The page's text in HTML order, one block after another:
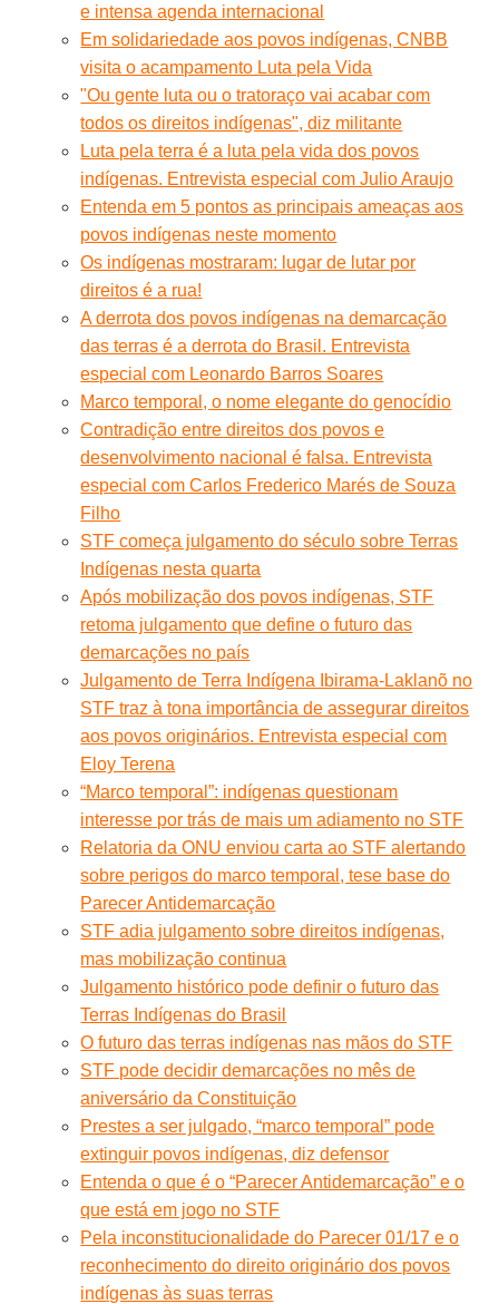
e intensa agenda internacional
Em solidariedade aos povos indígenas, CNBB
visita o acampamento Luta pela Vida
"Ou gente luta ou o tratoraço vai acabar com
todos os direitos indígenas", diz militante
Luta pela terra é a luta pela vida dos povos
indígenas. Entrevista especial com Julio Araujo
Entenda em 5 pontos as principais ameaças aos
povos indígenas neste momento
Os indígenas mostraram: lugar de lutar por
direitos é a rua!
A derrota dos povos indígenas na demarcação
das terras é a derrota do Brasil. Entrevista
especial com Leonardo Barros Soares
Marco temporal, o nome elegante do genocídio
Contradição entre direitos dos povos e
desenvolvimento nacional é falsa. Entrevista
especial com Carlos Frederico Marés de Souza
Filho
STF começa julgamento do século sobre Terras
Indígenas nesta quarta
Após mobilização dos povos indígenas, STF
retoma julgamento que define o futuro das
demarcações no país
Julgamento de Terra Indígena Ibirama-Laklanõ no
STF traz à tona importância de assegurar direitos
aos povos originários. Entrevista especial com
Eloy Terena
“Marco temporal”: indígenas questionam
interesse por trás de mais um adiamento no STF
Relatoria da ONU enviou carta ao STF alertando
sobre perigos do marco temporal, tese base do
Parecer Antidemarcação
STF adia julgamento sobre direitos indígenas,
mas mobilização continua
Julgamento histórico pode definir o futuro das
Terras Indígenas do Brasil
O futuro das terras indígenas nas mãos do STF
STF pode decidir demarcações no mês de
aniversário da Constituição
Prestes a ser julgado, “marco temporal” pode
extinguir povos indígenas, diz defensor
Entenda o que é o “Parecer Antidemarcação” e o
que está em jogo no STF
Pela inconstitucionalidade do Parecer 01/17 e o
reconhecimento do direito originário dos povos
indígenas às suas terras